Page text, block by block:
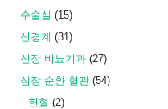
수술실 (15)
신경계 (31)
신장 비뇨기과 (27)
심장 순환 혈관 (54)
헌혈 (2)